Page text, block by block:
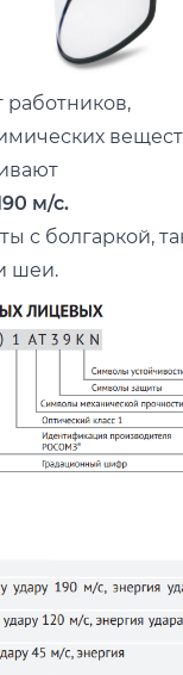
м/с.
с болгаркой,
шеи.